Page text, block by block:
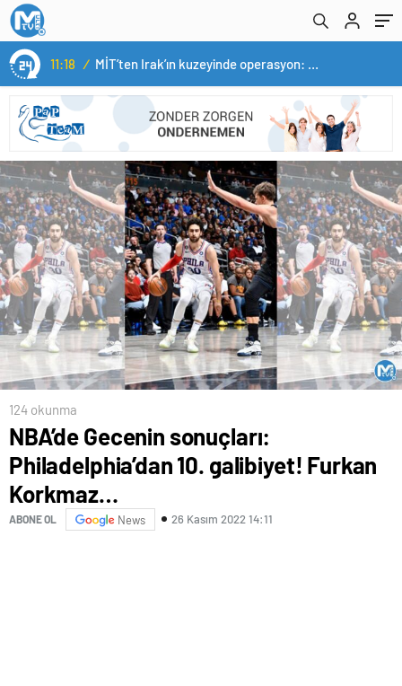
11:18 / MİT’ten Irak’ın kuzeyinde operasyon: Ramazan Güneş Türkiye’ye getirildi
124 okunma
NBA’de Gecenin sonuçları:
Philadelphia’dan 10. galibiyet! Furkan
Korkmaz…
ABONE OL News 26 Kasım 2022 14:11